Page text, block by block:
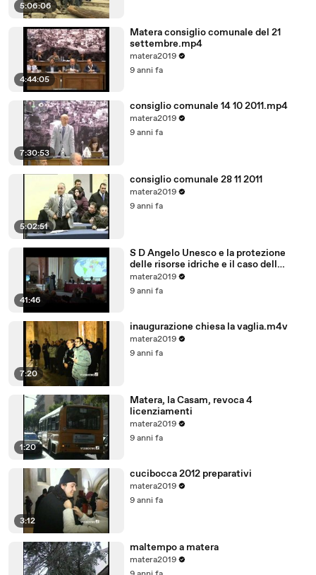
5:06:06
4:44:05
Matera consiglio comunale del 21
settembre.mp4
matera2019
9 anni fa
7:30:53
consiglio comunale 14 10 2011.mp4
matera2019
9 anni fa
5:02:51
consiglio comunale 28 11 2011
matera2019
9 anni fa
41:46
S D Angelo Unesco e la protezione
delle risorse idriche e il caso dell
acquifero Toledo in Brasile
matera2019
9 anni fa
7:20
inaugurazione chiesa la vaglia.m4v
matera2019
9 anni fa
1:20
Matera, la Casam, revoca 4
licenziamenti
matera2019
9 anni fa
3:12
cucibocca 2012 preparativi
matera2019
9 anni fa
maltempo a matera
matera2019